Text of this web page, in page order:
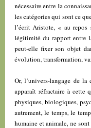
nécessaire entre la
les catégories qui sont ce
l’écrit Aristote, « au repos
légitimité du rapport entre
peut-elle fixer son objet
évolution, transformation,
Or, l’univers-langage de
apparaît réfractaire à
physiques, biologiques,
autrement, le temps, le
humaine et animale, ne